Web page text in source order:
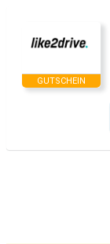
GUTSCHEIN